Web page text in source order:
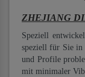
ZHEJIANG
Speziell
speziell für Sie in
und Profile
mit minimaler